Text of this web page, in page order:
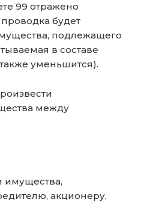
99 отражено
будет
подлежащего
в составе
уменьшится).
между
имущества,
акционеру,